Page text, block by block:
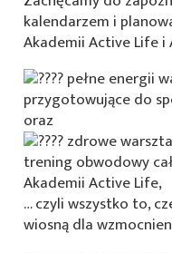
kalendarzem i
Akademii Active Life i
pełne energii
przygotowujące do
oraz
zdrowe
trening obwodowy
Akademii Active Life,
… czyli wszystko to,
wiosną dla